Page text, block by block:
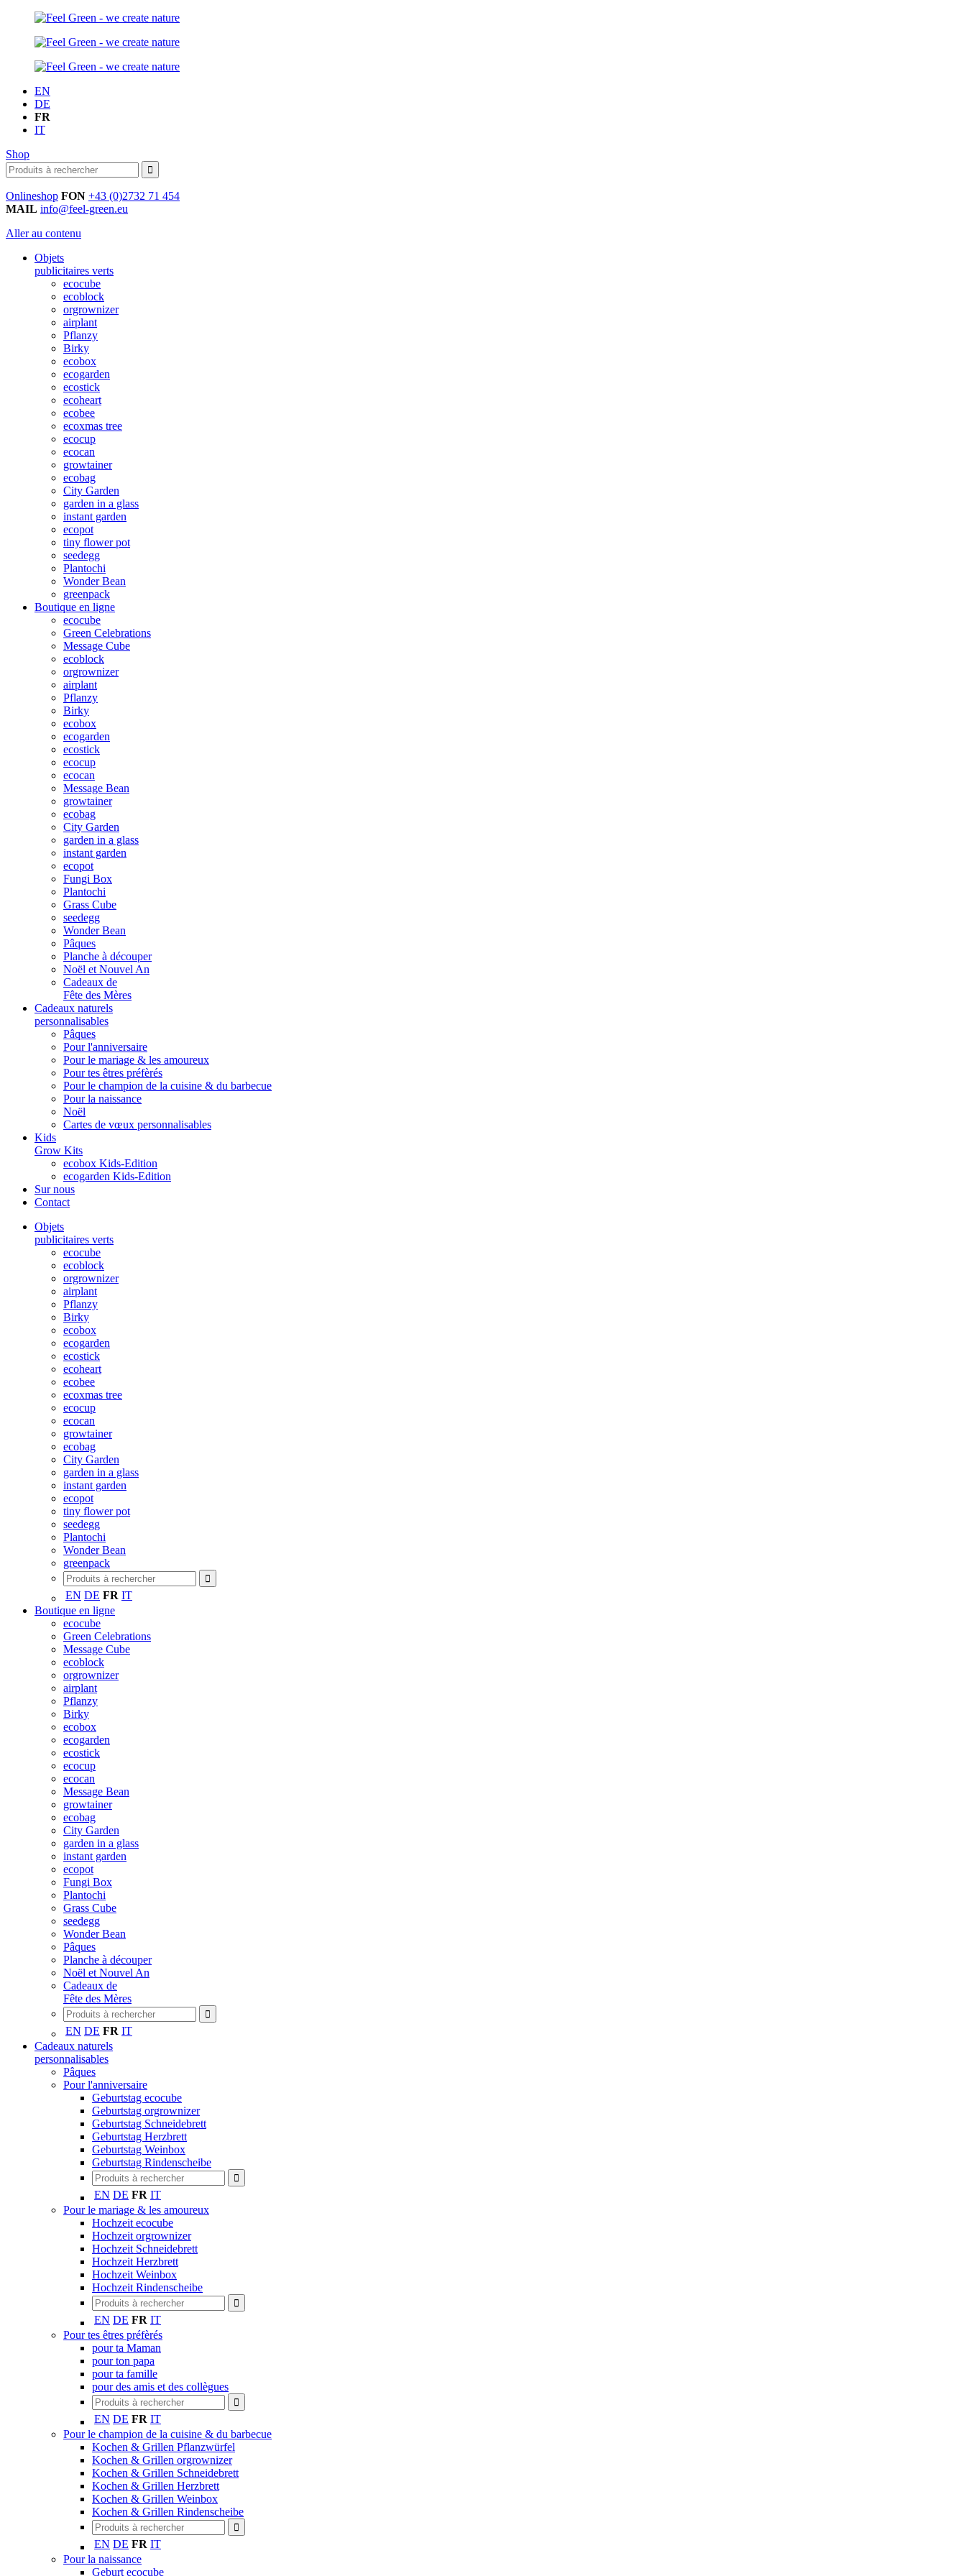
EN
DE
FR
IT
Shop
Onlineshop FON +43 (0)2732 71 454
MAIL info@feel-green.eu
Aller au contenu
Objets
publicitaires verts
ecocube
ecoblock
orgrownizer
airplant
Pflanzy
Birky
ecobox
ecogarden
ecostick
ecoheart
ecobee
ecoxmas tree
ecocup
ecocan
growtainer
ecobag
City Garden
garden in a glass
instant garden
ecopot
tiny flower pot
seedegg
Plantochi
Wonder Bean
greenpack
Boutique en ligne
ecocube
Green Celebrations
Message Cube
ecoblock
orgrownizer
airplant
Pflanzy
Birky
ecobox
ecogarden
ecostick
ecocup
ecocan
Message Bean
growtainer
ecobag
City Garden
garden in a glass
instant garden
ecopot
Fungi Box
Plantochi
Grass Cube
seedegg
Wonder Bean
Pâques
Planche à découper
Noël et Nouvel An
Cadeaux de
Fête des Mères
Cadeaux naturels
personnalisables
Pâques
Pour l'anniversaire
Pour le mariage & les amoureux
Pour tes êtres préfèrés
Pour le champion de la cuisine & du barbecue
Pour la naissance
Noël
Cartes de vœux personnalisables
Kids
Grow Kits
ecobox Kids-Edition
ecogarden Kids-Edition
Sur nous
Contact
Objets
publicitaires verts
ecocube
ecoblock
orgrownizer
airplant
Pflanzy
Birky
ecobox
ecogarden
ecostick
ecoheart
ecobee
ecoxmas tree
ecocup
ecocan
growtainer
ecobag
City Garden
garden in a glass
instant garden
ecopot
tiny flower pot
seedegg
Plantochi
Wonder Bean
greenpack
EN DE FR IT
Boutique en ligne
ecocube
Green Celebrations
Message Cube
ecoblock
orgrownizer
airplant
Pflanzy
Birky
ecobox
ecogarden
ecostick
ecocup
ecocan
Message Bean
growtainer
ecobag
City Garden
garden in a glass
instant garden
ecopot
Fungi Box
Plantochi
Grass Cube
seedegg
Wonder Bean
Pâques
Planche à découper
Noël et Nouvel An
Cadeaux de
Fête des Mères
EN DE FR IT
Cadeaux naturels
personnalisables
Pâques
Pour l'anniversaire
Geburtstag ecocube
Geburtstag orgrownizer
Geburtstag Schneidebrett
Geburtstag Herzbrett
Geburtstag Weinbox
Geburtstag Rindenscheibe
EN DE FR IT
Pour le mariage & les amoureux
Hochzeit ecocube
Hochzeit orgrownizer
Hochzeit Schneidebrett
Hochzeit Herzbrett
Hochzeit Weinbox
Hochzeit Rindenscheibe
EN DE FR IT
Pour tes êtres préfèrés
pour ta Maman
pour ton papa
pour ta famille
pour des amis et des collègues
EN DE FR IT
Pour le champion de la cuisine & du barbecue
Kochen & Grillen Pflanzwürfel
Kochen & Grillen orgrownizer
Kochen & Grillen Schneidebrett
Kochen & Grillen Herzbrett
Kochen & Grillen Weinbox
Kochen & Grillen Rindenscheibe
EN DE FR IT
Pour la naissance
Geburt ecocube